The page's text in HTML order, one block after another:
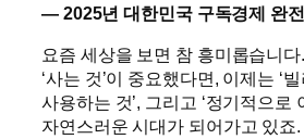
— 2025년 대한민국 구독경제 완
요즘 세상을 보면 참 흥미롭습니
‘사는 것’이 중요했다면, 이제는 ‘빌
사용하는 것’, 그리고 ‘정기적으로
자연스러운 시대가 되어가고 있죠